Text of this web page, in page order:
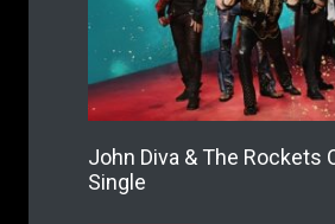
John Diva & The Rockets
Single